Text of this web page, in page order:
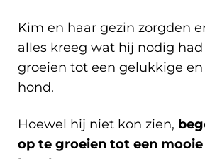
Kim en haar gezin zorgden
alles kreeg wat hij nodig
groeien tot een gelukkige en
hond.
Hoewel hij niet kon zien,
op te groeien tot een mooie